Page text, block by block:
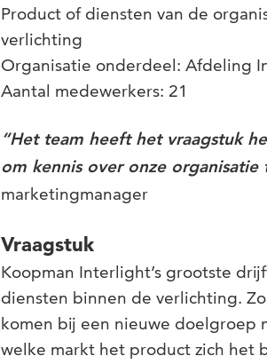
Product of diensten van de
verlichting
Organisatie onderdeel: Afdeling
Aantal medewerkers: 21
“Het team heeft het vraagstuk
om kennis over onze organisatie
marketingmanager
Vraagstuk
Koopman Interlight’s grootste
diensten binnen de verlichting.
komen bij een nieuwe doelgroep
welke markt het product zich het